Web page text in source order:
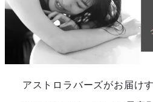
移
アストロラバーズがお届け